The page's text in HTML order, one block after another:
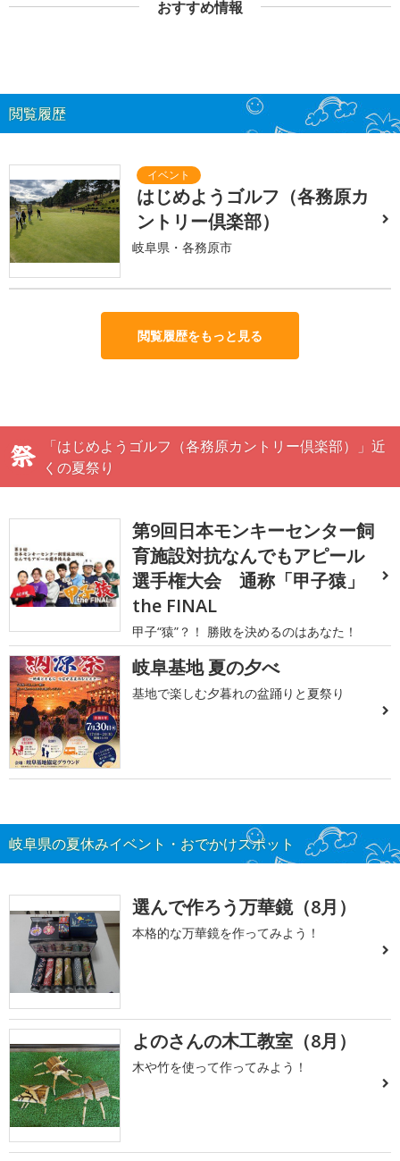
おすすめ情報
閲覧履歴
はじめようゴルフ（各務原カ
ントリー倶楽部）
岐阜県・各務原市
閲覧履歴をもっと見る
「はじめようゴルフ（各務原カントリー倶楽部）」近
くの夏祭り
第9回日本モンキーセンター飼
育施設対抗なんでもアピール
選手権大会 通称「甲子猿」
the FINAL
甲子“猿”？！ 勝敗を決めるのはあなた！
岐阜基地 夏の夕べ
基地で楽しむ夕暮れの盆踊りと夏祭り
岐阜県の夏休みイベント・おでかけスポット
選んで作ろう万華鏡（8月）
本格的な万華鏡を作ってみよう！
よのさんの木工教室（8月）
木や竹を使って作ってみよう！